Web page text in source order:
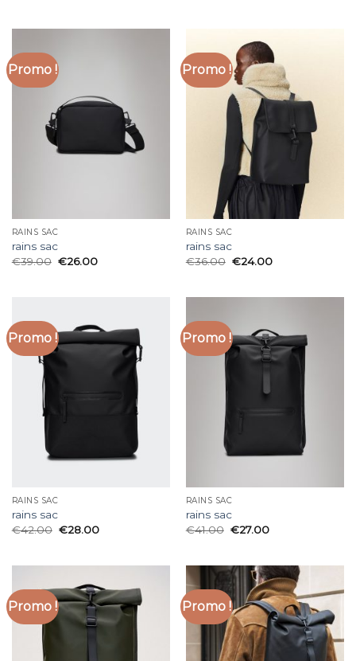
Promo !
RAINS SAC
rains sac
€39.00 €26.00
Promo !
RAINS SAC
rains sac
€36.00 €24.00
Promo !
RAINS SAC
rains sac
€42.00 €28.00
Promo !
RAINS SAC
rains sac
€41.00 €27.00
Promo ! Promo !